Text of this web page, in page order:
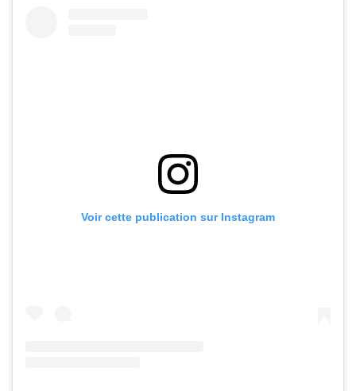
Voir cette publication sur Instagram